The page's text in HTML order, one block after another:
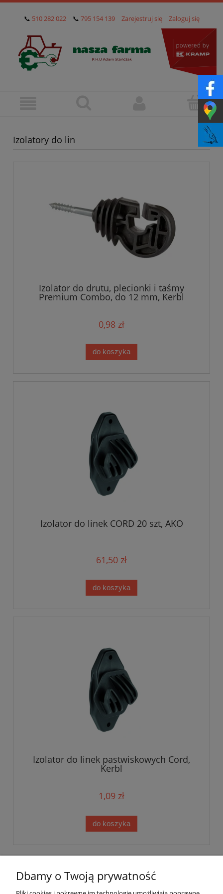
📞 510 282 022 📞 795 154 139 Zarejestruj się Zaloguj się
Izolatory do lin
Izolator do drutu, plecionki i taśmy
Premium Combo, do 12 mm, Kerbl
0,98 zł
do koszyka
Izolator do linek CORD 20 szt, AKO
61,50 zł
do koszyka
Izolator do linek pastwiskowych Cord,
Kerbl
1,09 zł
do koszyka
Dbamy o Twoją prywatność